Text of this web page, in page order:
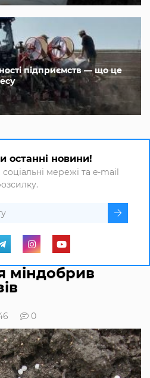
підприємств — що це
останні новини!
мережі та e-mail
міндобрив
0